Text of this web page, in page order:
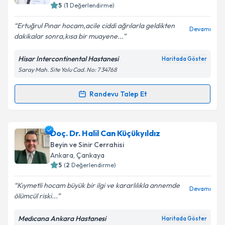
Kişisel verilerimin işlenmesine ilişkin
Aydınlatma
Metni'ni okudum ve kişisel verilerimin belirtilen
kapsamda işlenmesini kabul ediyorum.
5 (1 Değerlendirme)
Ertuğrul Pınar hocam,acile ciddi ağrılarla geldikten
dakikalar sonra,kısa bir muayene...
Devamı
Hisar Intercontinental Hastanesi Haritada Göster
Saray Mah. Site Yolu Cad. No: 7 34768
Randevu Talep Et
Randevu Takvimi Talebi
Op. Dr. Ertuğrul Pınariçin randevu takvimi talebi
oluşturun. Size bu uzmandan randevu almanız için bir
takvim hazırlandığında e-posta ile bilgilendireceğiz.
Kişisel verilerimin işlenmesine ilişkin Aydınlatma
Doç. Dr. Halil Can Küçükyıldız
Beyin ve Sinir Cerrahisi
Ankara, Çankaya
5 (2 Değerlendirme)
Kıymetli hocam büyük bir ilgi ve kararlılıkla annemde
ölümcül riski...
Devamı
Medıcana Ankara Hastanesi Haritada Göster